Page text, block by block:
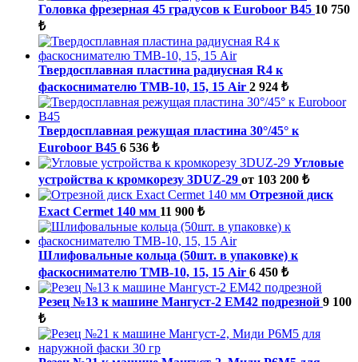
Головка фрезерная 45 градусов к Euroboor B45 10 750
₺
Твердосплавная пластина радиусная R4 к
фаскоснимателю ТМВ-10, 15, 15 Air 2 924 ₺
Твердосплавная режущая пластина 30°/45° к
Euroboor B45 6 536 ₺
Угловые
устройства к кромкорезу 3DUZ-29 от 103 200 ₺
Отрезной диск
Exact Cermet 140 мм 11 900 ₺
Шлифовальные кольца (50шт. в упаковке) к
фаскоснимателю ТМВ-10, 15, 15 Air 6 450 ₺
Резец №13 к машине Мангуст-2 ЕМ42 подрезной 9 100
₺